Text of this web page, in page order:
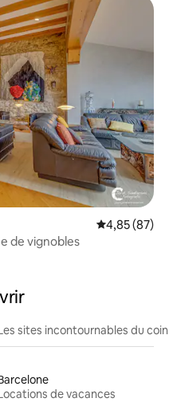
Note
4,85 (87)
de vignobles
sites incontournables du coin
de vacances